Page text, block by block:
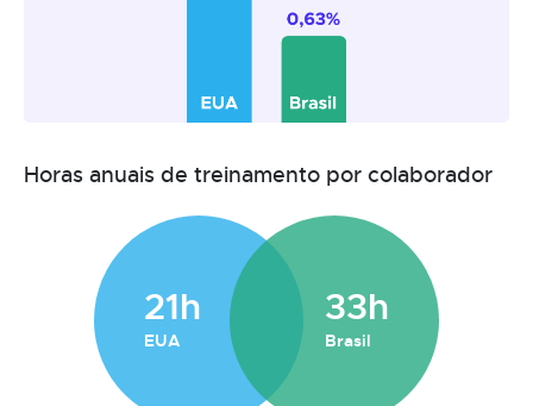
Horas anuais de treinamento por colaborador
21h
EUA
33h
Brasil